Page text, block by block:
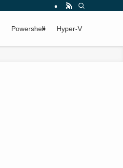
Powershell Hyper-V